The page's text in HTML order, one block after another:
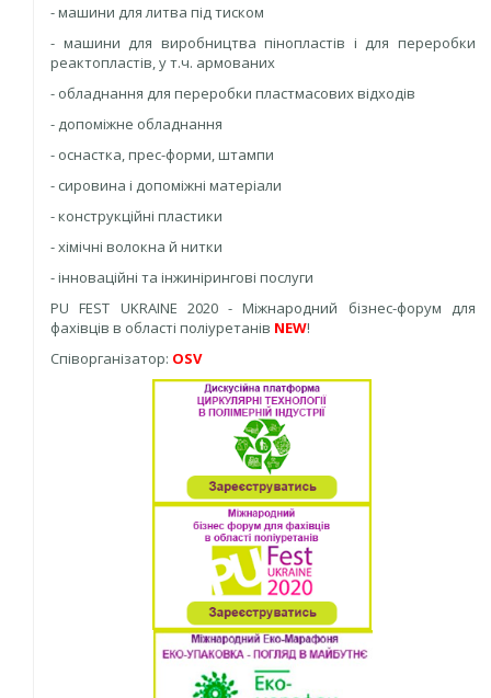
- машини для литва під тиском
- машини для виробництва пінопластів і для переробки
реактопластів, у т.ч. армованих
- обладнання для переробки пластмасових відходів
- допоміжне обладнання
- оснастка, прес-форми, штампи
- сировина і допоміжні матеріали
- конструкційні пластики
- хімічні волокна й нитки
- інноваційні та інжинірингові послуги
PU FEST UKRAINE 2020 - Міжнародний бізнес-форум для
фахівців в області поліуретанів NEW!
Співорганізатор: OSV